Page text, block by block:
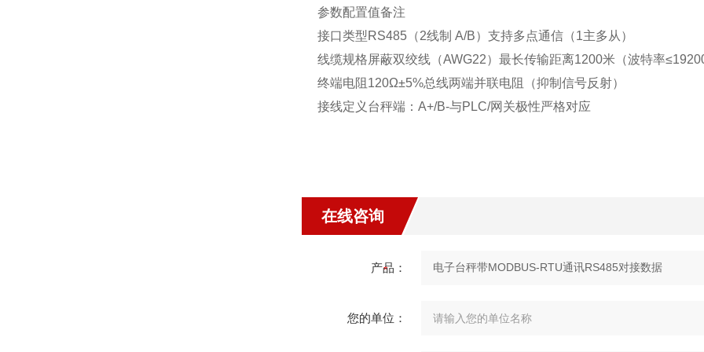
参数配置值备注
接口类型RS485（2线制 A/B） 支持多点通信（1主多从）
线缆规格屏蔽双绞线（AWG22） 最长传输距离1200米（波特率
终端电阻 120Ω±5%总线两端并联电阻（抑制信号反射）
接线定义 台秤端：A+/B-与PLC/网关极性严格对应
在线咨询
产品：
您的单位：